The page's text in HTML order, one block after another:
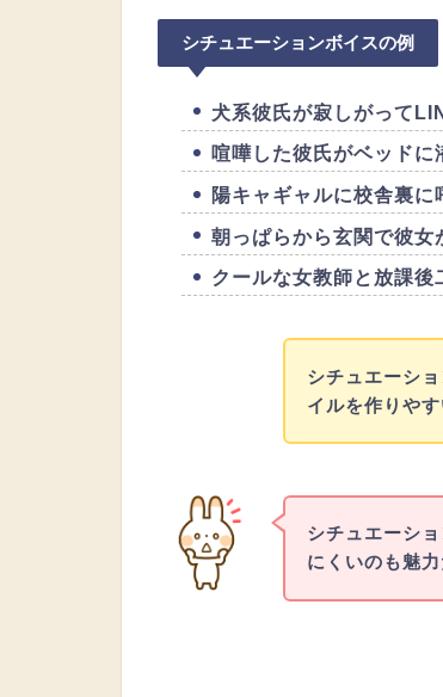
シチュエーションボイスの例
犬系彼氏が寂しがって
喧嘩した彼氏がベッドに
陽キャギャルに校舎裏
朝っぱらから玄関で彼
クールな女教師と放課後
シチュエーシ
イルを作りや
シチュエーシ
にくいのも魅力